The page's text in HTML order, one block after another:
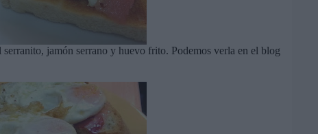
serranito, jamón serrano y huevo frito. Podemos verla en el blog